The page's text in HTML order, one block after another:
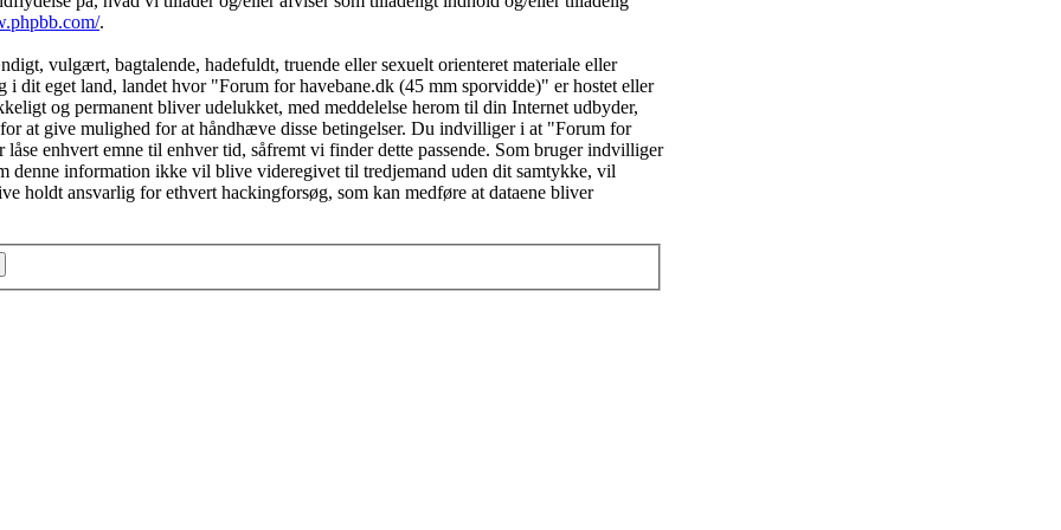
.
vulgært, bagtalende, hadefuldt, truende eller sexuelt orienteret materiale eller
dit eget land, landet hvor "Forum for havebane.dk (45 mm sporvidde)" er hostet eller
og permanent bliver udelukket, med meddelelse herom til din Internet udbyder,
at give mulighed for at håndhæve disse betingelser. Du indvilliger i at "Forum for
enhvert emne til enhver tid, såfremt vi finder dette passende. Som bruger indvilliger
denne information ikke vil blive videregivet til tredjemand uden dit samtykke, vil
holdt ansvarlig for ethvert hackingforsøg, som kan medføre at dataene bliver